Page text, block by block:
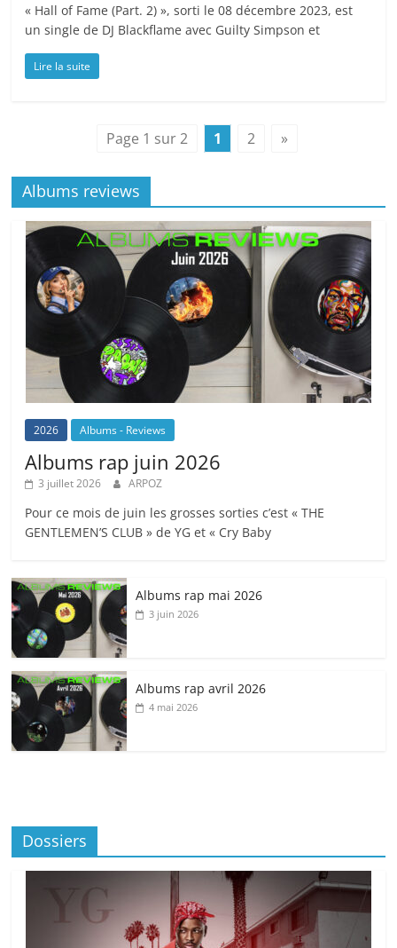
« Hall of Fame (Part. 2) », sorti le 08 décembre 2023, est
un single de DJ Blackflame avec Guilty Simpson et
Lire la suite
Page 1 sur 2 1 2 »
Albums reviews
2026 Albums - Reviews
Albums rap juin 2026
3 juillet 2026 ARPOZ
Pour ce mois de juin les grosses sorties c’est « THE
GENTLEMEN’S CLUB » de YG et « Cry Baby
Albums rap mai 2026
3 juin 2026
Albums rap avril 2026
4 mai 2026
Dossiers